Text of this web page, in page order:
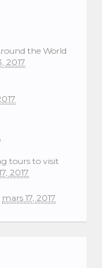
the World
2017
tours to visit
2017
mars 17, 2017